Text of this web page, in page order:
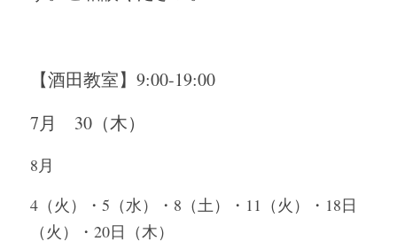
【酒田教室】9:00-19:00
7月　30（木）
8月
4（火）・5（水）・8（土）・11（火）・18日
（火）・20日（木）